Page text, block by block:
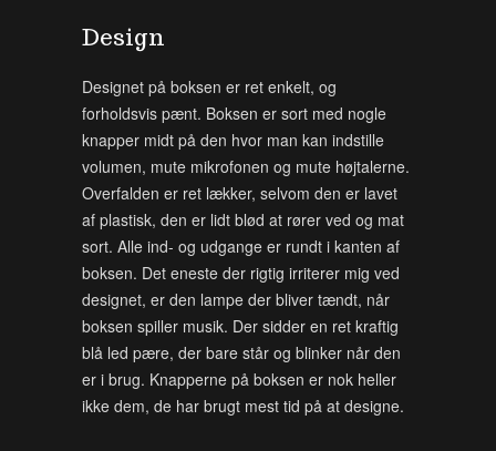
Design
Designet på boksen er ret enkelt, og
forholdsvis pænt. Boksen er sort med nogle
knapper midt på den hvor man kan indstille
volumen, mute mikrofonen og mute højtalerne.
Overfalden er ret lækker, selvom den er lavet
af plastisk, den er lidt blød at rører ved og mat
sort. Alle ind- og udgange er rundt i kanten af
boksen. Det eneste der rigtig irriterer mig ved
designet, er den lampe der bliver tændt, når
boksen spiller musik. Der sidder en ret kraftig
blå led pære, der bare står og blinker når den
er i brug. Knapperne på boksen er nok heller
ikke dem, de har brugt mest tid på at designe.